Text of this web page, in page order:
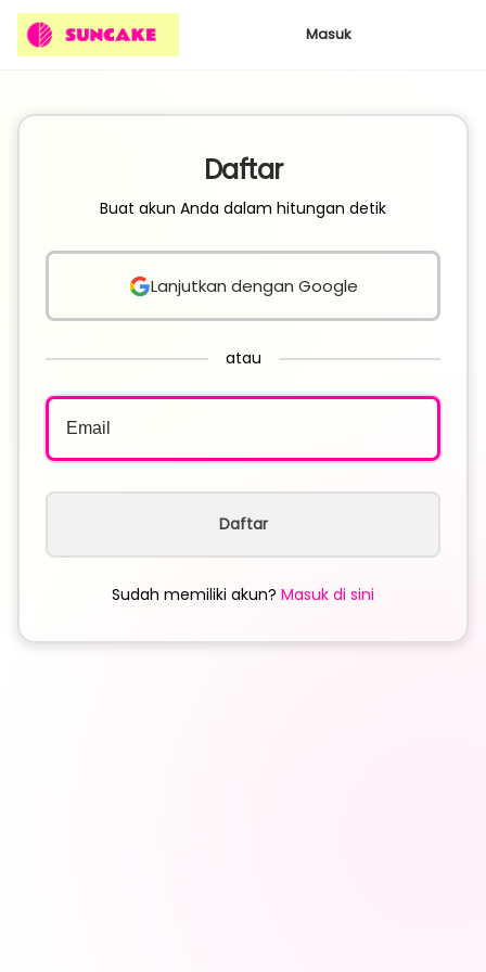
Masuk
Daftar
Buat akun Anda dalam hitungan detik
Lanjutkan dengan Google
atau
Daftar
Sudah memiliki akun? Masuk di sini